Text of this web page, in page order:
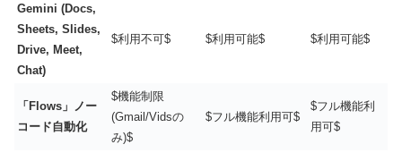
Gemini (Docs,
Sheets, Slides,
Drive, Meet,
Chat)
$利用不可$ $利用可能$ $利用可能$
「Flows」ノー
コード自動化
$機能制限
(Gmail/Vidsの
み)$
$フル機能利用可$
$フル機能利
用可$